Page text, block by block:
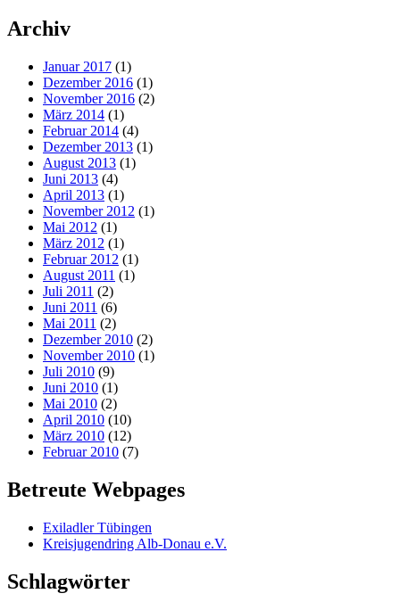
Archiv
Januar 2017 (1)
Dezember 2016 (1)
November 2016 (2)
März 2014 (1)
Februar 2014 (4)
Dezember 2013 (1)
August 2013 (1)
Juni 2013 (4)
April 2013 (1)
November 2012 (1)
Mai 2012 (1)
März 2012 (1)
Februar 2012 (1)
August 2011 (1)
Juli 2011 (2)
Juni 2011 (6)
Mai 2011 (2)
Dezember 2010 (2)
November 2010 (1)
Juli 2010 (9)
Juni 2010 (1)
Mai 2010 (2)
April 2010 (10)
März 2010 (12)
Februar 2010 (7)
Betreute Webpages
Exiladler Tübingen
Kreisjugendring Alb-Donau e.V.
Schlagwörter